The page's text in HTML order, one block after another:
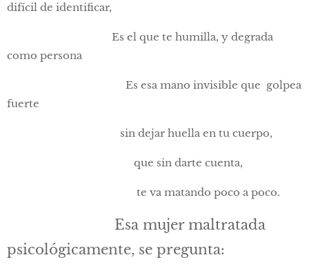
difícil de identificar,
Es el que te humilla, y degrada
como persona
Es esa mano invisible que golpea
fuerte
sin dejar huella en tu cuerpo,
que sin darte cuenta,
te va matando poco a poco.
Esa mujer maltratada
psicológicamente, se pregunta: